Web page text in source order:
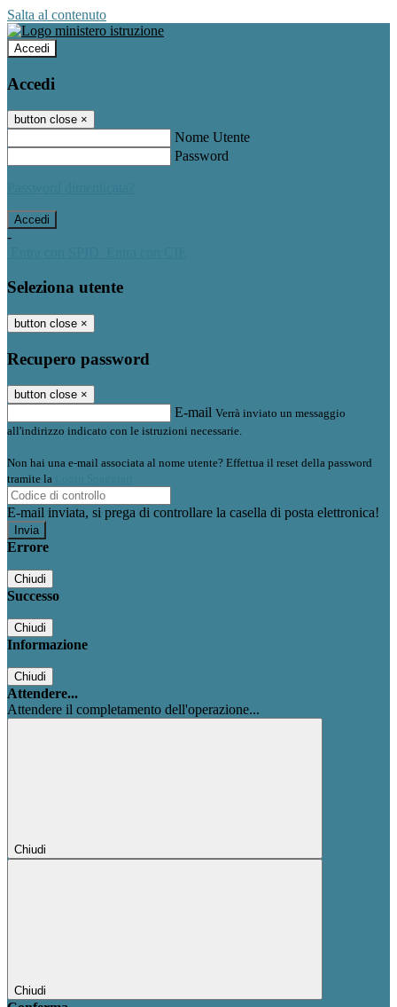
Salta al contenuto
Accedi
Accedi
button close ×
Nome Utente
Password
-
Seleziona utente
button close ×
Recupero password
button close ×
E-mail Verrà inviato un messaggio
all'indirizzo indicato con le istruzioni necessarie.
Non hai una e-mail associata al nome utente? Effettua il reset della password
tramite la
E-mail inviata, si prega di controllare la casella di posta elettronica!
Errore
Chiudi
Successo
Chiudi
Informazione
Chiudi
Attendere...
Attendere il completamento dell'operazione...
Chiudi
Chiudi